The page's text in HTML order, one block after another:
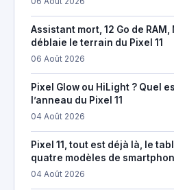
Assistant mort, 12 Go de RAM,
déblaie le terrain du Pixel 11
06 Août 2026
Pixel Glow ou HiLight ? Quel
l’anneau du Pixel 11
04 Août 2026
Pixel 11, tout est déjà là, le
quatre modèles de
04 Août 2026